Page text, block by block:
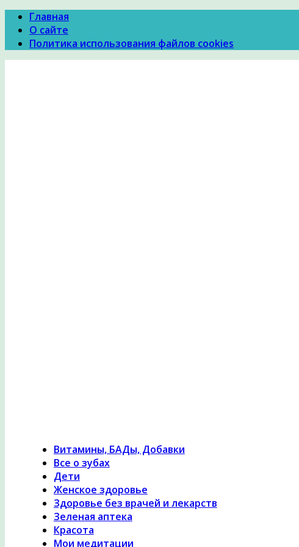
Главная
О сайте
Политика использования файлов cookies
Витамины, БАДы, Добавки
Все о зубах
Дети
Женское здоровье
Здоровье без врачей и лекарств
Зеленая аптека
Красота
Мои медитации